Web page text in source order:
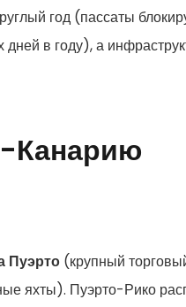
год (пассаты
в году), а
Канарию
Пуэрто (крупный
яхты). Пуэрто-Рико